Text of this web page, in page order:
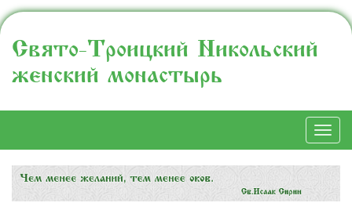
Свято-Троицкий Никольский
женский монастырь